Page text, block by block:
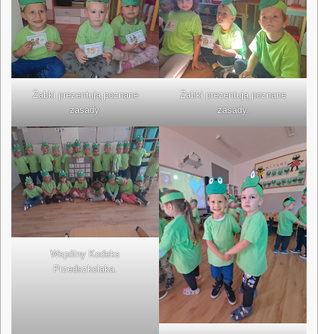
Żabki prezentują poznane
zasady.
Żabki prezentują poznane
zasady.
Wspólny Kodeks
Przedszkolaka.